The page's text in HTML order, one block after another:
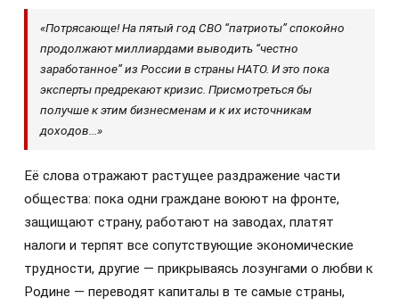
«Потрясающе! На пятый год СВО “патриоты” спокойно
продолжают миллиардами выводить “честно
заработанное” из России в страны НАТО. И это пока
эксперты предрекают кризис. Присмотреться бы
получше к этим бизнесменам и к их источникам
доходов...»
Её слова отражают растущее раздражение части
общества: пока одни граждане воюют на фронте,
защищают страну, работают на заводах, платят
налоги и терпят все сопутствующие экономические
трудности, другие — прикрываясь лозунгами о любви к
Родине — переводят капиталы в те самые страны,